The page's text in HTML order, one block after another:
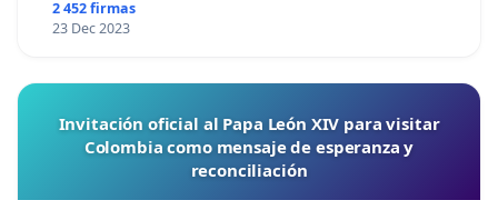
2 452 firmas
23 Dec 2023
Invitación oficial al Papa León XIV para visitar
Colombia como mensaje de esperanza y
reconciliación